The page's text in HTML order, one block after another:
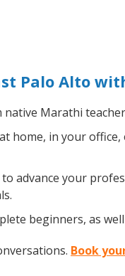
Palo Alto
native Marathi
home, in your
advance your
beginners, as
Book